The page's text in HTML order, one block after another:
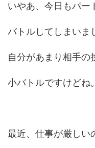
いやあ、今日もパー
バトルしてしまいま
自分があまり相手の
小バトルですけどね。
最近、仕事が厳しい